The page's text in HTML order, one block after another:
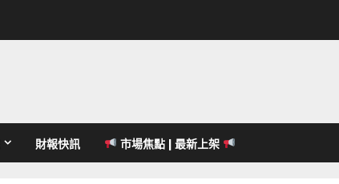
財報快訊 市場焦點 | 最新上架